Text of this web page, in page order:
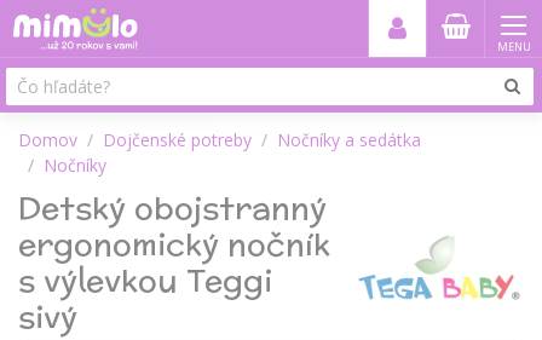
MENU
Domov Dojčenské potreby
Nočníky a sedátka
Nočníky
Detský obojstranný
ergonomický nočník
s výlevkou Teggi
sivý